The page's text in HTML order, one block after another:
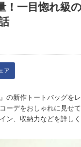
！一目惚れ級
ア
の新作トートバッグを
ーデをおしゃれに見せ
ン、収納力などを詳しく